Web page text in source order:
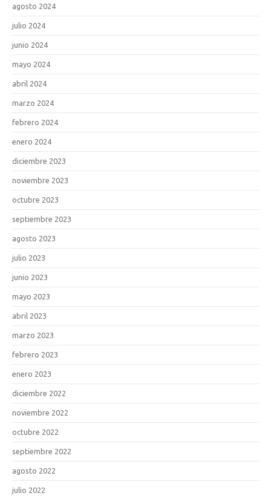
agosto 2024
julio 2024
junio 2024
mayo 2024
abril 2024
marzo 2024
febrero 2024
enero 2024
diciembre 2023
noviembre 2023
octubre 2023
septiembre 2023
agosto 2023
julio 2023
junio 2023
mayo 2023
abril 2023
marzo 2023
febrero 2023
enero 2023
diciembre 2022
noviembre 2022
octubre 2022
septiembre 2022
agosto 2022
julio 2022